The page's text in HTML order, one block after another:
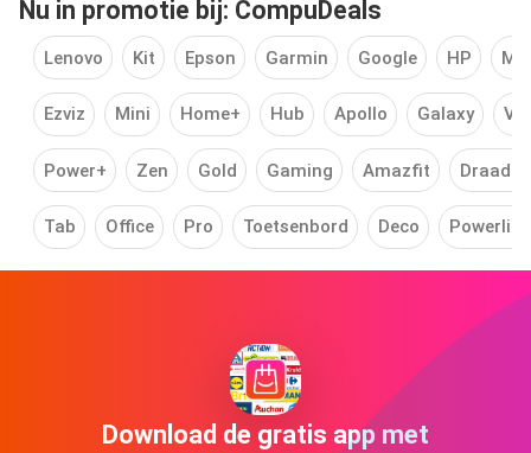
Nu in promotie bij: CompuDeals
Lenovo Kit Epson Garmin Google HP
Ezviz Mini Home+ Hub Apollo Galaxy
Power+ Zen Gold Gaming Amazfit
Tab Office Pro Toetsenbord Deco Powerline
Download de gratis app met